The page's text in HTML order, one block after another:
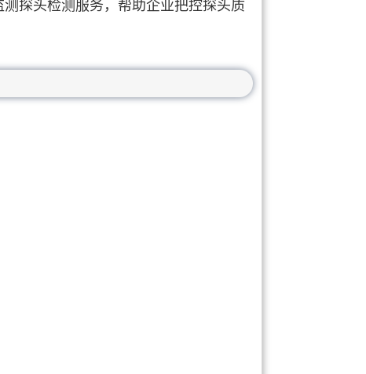
探头检测服务，帮助企业把控探头质